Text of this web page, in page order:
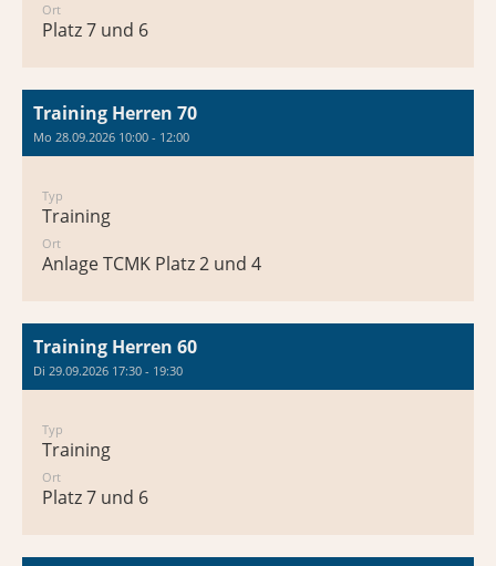
Ort
Platz 7 und 6
Training Herren 70
Mo 28.09.2026 10:00 - 12:00
Typ
Training
Ort
Anlage TCMK Platz 2 und 4
Training Herren 60
Di 29.09.2026 17:30 - 19:30
Typ
Training
Ort
Platz 7 und 6